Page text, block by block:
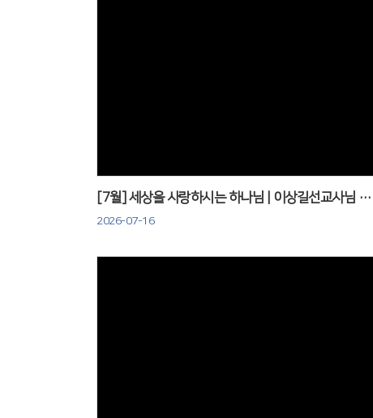
[7월] 세상을 사랑하시는 하나님 | 이상길선교사님 초청예배_0712
2026-07-16